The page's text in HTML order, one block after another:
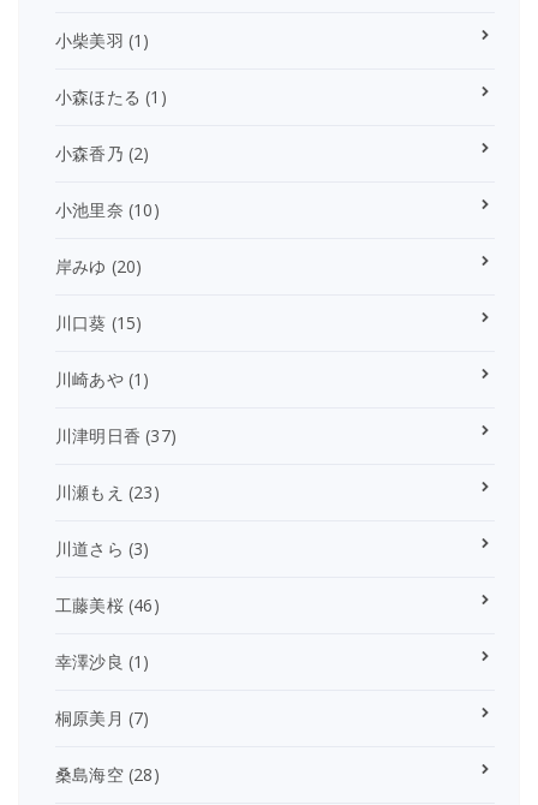
小柴美羽 (1)
小森ほたる (1)
小森香乃 (2)
小池里奈 (10)
岸みゆ (20)
川口葵 (15)
川崎あや(1)
川津明日香 (37)
川瀬もえ (23)
川道さら (3)
工藤美桜(46)
幸澤沙良 (1)
桐原美月 (7)
桑島海空(28)